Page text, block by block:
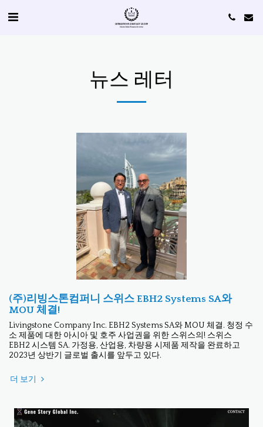
뉴스 레터
(주)리빙스톤컴퍼니 스위스 EBH2 Systems SA와
MOU 체결!
Livingstone Company Inc. EBH2 Systems SA와 MOU 체결. 청정 수
소 제품에 대한 아시아 및 호주 사업권을 위한 스위스의! 스위스
EBH2 시스템 SA. 가정용, 산업용, 차량용 시제품 제작을 완료하고
2023년 상반기 글로벌 출시를 앞두고 있다.
더 보기